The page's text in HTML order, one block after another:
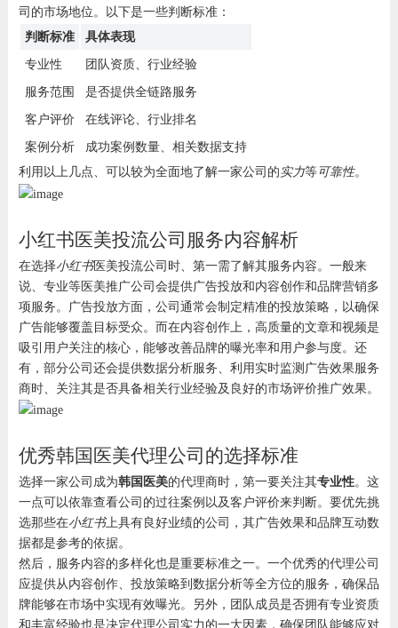
司的市场地位。以下是一些判断标准：
判断标准
具体表现
专业性 团队资质、行业经验
服务范围 是否提供全链路服务
客户评价 在线评论、行业排名
案例分析
成功案例数量、相关数据支持
利用以上几点、可以较为全面地了解一家公司的实力等可靠性。
小红书医美投流公司服务内容解析
在选择小红书医美投流公司时、第一需了解其服务内容。一般来
说、专业等医美推广公司会提供广告投放和内容创作和品牌营销多
项服务。广告投放方面，公司通常会制定精准的投放策略，以确保
广告能够覆盖目标受众。而在内容创作上，高质量的文章和视频是
吸引用户关注的核心，能够改善品牌的曝光率和用户参与度。还
有，部分公司还会提供数据分析服务、利用实时监测广告效果服务
商时、关注其是否具备相关行业经验及良好的市场评价推广效果。
优秀韩国医美代理公司的选择标准
选择一家公司成为韩国医美的代理商时，第一要关注其专业性。这
一点可以依靠查看公司的过往案例以及客户评价来判断。要优先挑
选那些在小红书上具有良好业绩的公司，其广告效果和品牌互动数
据都是参考的依据。
然后，服务内容的多样化也是重要标准之一。一个优秀的代理公司
应提供从内容创作、投放策略到数据分析等全方位的服务，确保品
牌能够在市场中实现有效曝光。另外，团队成员是否拥有专业资质
和丰富经验也是决定代理公司实力的一大因素，确保团队能够应对